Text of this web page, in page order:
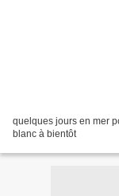
quelques jours en mer
blanc à bientôt